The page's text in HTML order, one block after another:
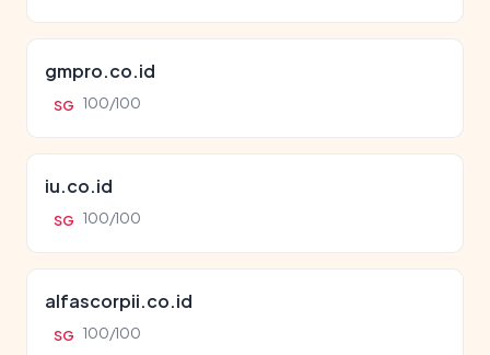
gmpro.co.id
SG 100/100
iu.co.id
SG 100/100
alfascorpii.co.id
SG 100/100